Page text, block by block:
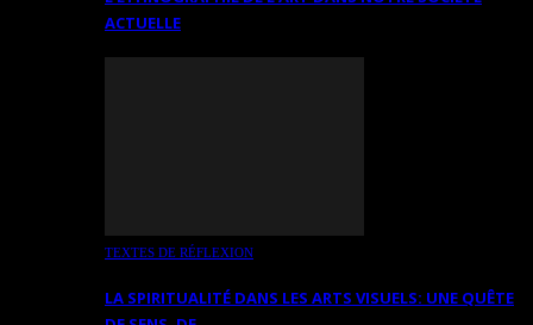
ACTUELLE
TEXTES DE RÉFLEXION
LA SPIRITUALITÉ DANS LES ARTS VISUELS: UNE QUÊTE